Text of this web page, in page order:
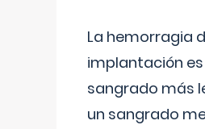
La hemorragia
implantación es
sangrado más
un sangrado